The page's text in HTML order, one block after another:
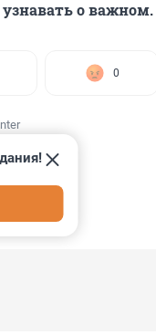
о важном.
0